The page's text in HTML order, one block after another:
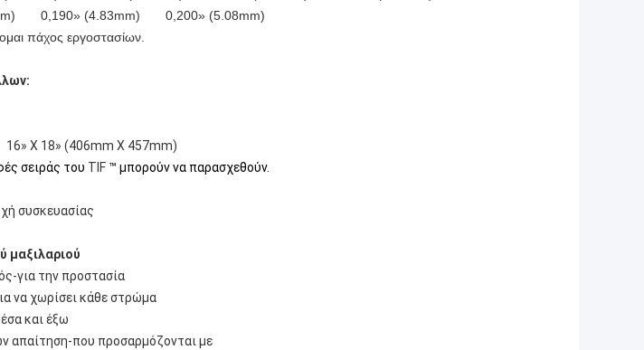
0,190» (4.83mm) 0,200» (5.08mm)
πάχος εργοστασίων.
Χ 18» (406mm X 457mm)
σειράς του TIF ™ μπορούν να παρασχεθούν.
συσκευασίας
μαξιλαριού
για την προστασία
να χωρίσει κάθε στρώμα
και έξω
απαίτηση-που προσαρμόζονται με